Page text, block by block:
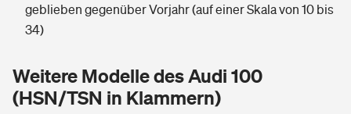
Tools
Hochwasser-Check: Wie gefährdet ist Ihr Haus?
Handyversicherung
Private Cyberversicherung
Wer versichert was: Jetzt Versicherer finden
Rentenrechner: Wie viel Geld bekomme ich im Alter?
geblieben gegenüber Vorjahr (auf einer Skala von 10 bis
34)
Weitere Modelle des Audi 100
(HSN/TSN in Klammern)